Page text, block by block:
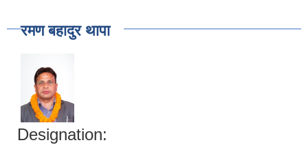
रमण बहादुर थापा
Designation: